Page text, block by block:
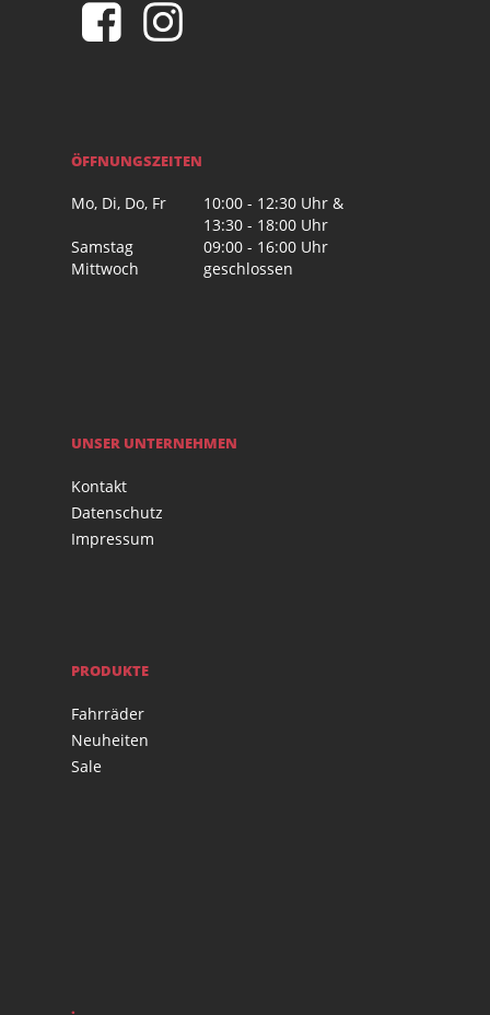
ÖFFNUNGSZEITEN
Mo, Di, Do, Fr
10:00 - 12:30 Uhr &
13:30 - 18:00 Uhr
Samstag
09:00 - 16:00 Uhr
Mittwoch
geschlossen
UNSER UNTERNEHMEN
Kontakt
Datenschutz
Impressum
PRODUKTE
Fahrräder
Neuheiten
Sale
.